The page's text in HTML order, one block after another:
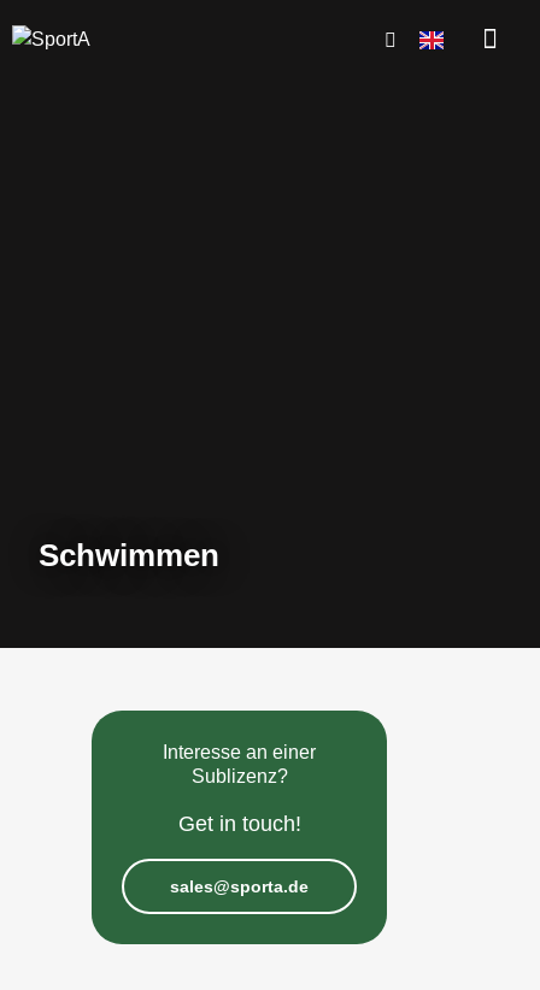
Schwimmen
Interesse an einer
Sublizenz?
Get in touch!
sales@sporta.de